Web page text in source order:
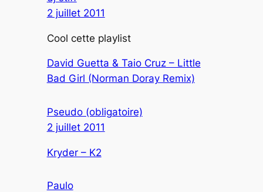
2 juillet 2011
Cool cette playlist
David Guetta & Taio Cruz – Little
Bad Girl (Norman Doray Remix)
Pseudo (obligatoire)
2 juillet 2011
Kryder – K2
Paulo